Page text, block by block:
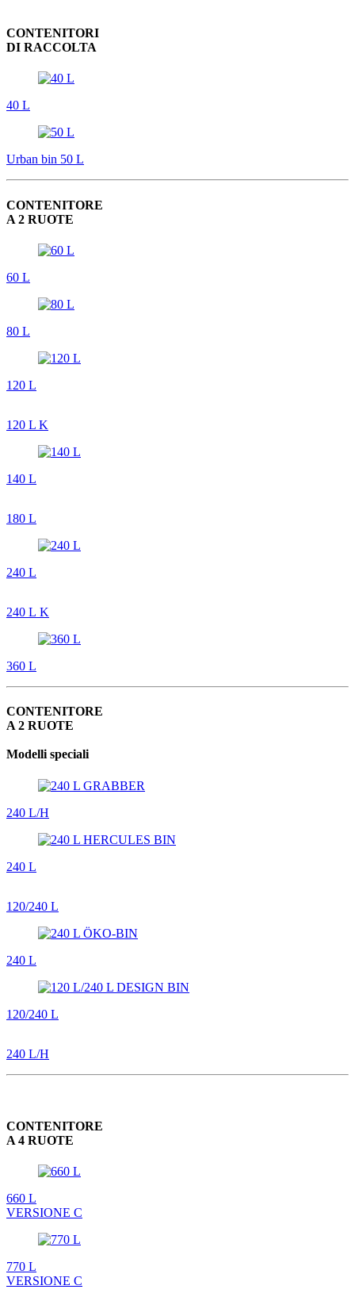
CONTENITORI
DI RACCOLTA
40 L
Urban bin 50 L
CONTENITORE
A 2 RUOTE
60 L
80 L
120 L
120 L K
140 L
180 L
240 L
240 L K
360 L
CONTENITORE
A 2 RUOTE
Modelli speciali
240 L/H
240 L
120/240 L
240 L
120/240 L
240 L/H
CONTENITORE
A 4 RUOTE
660 L
VERSIONE C
770 L
VERSIONE C